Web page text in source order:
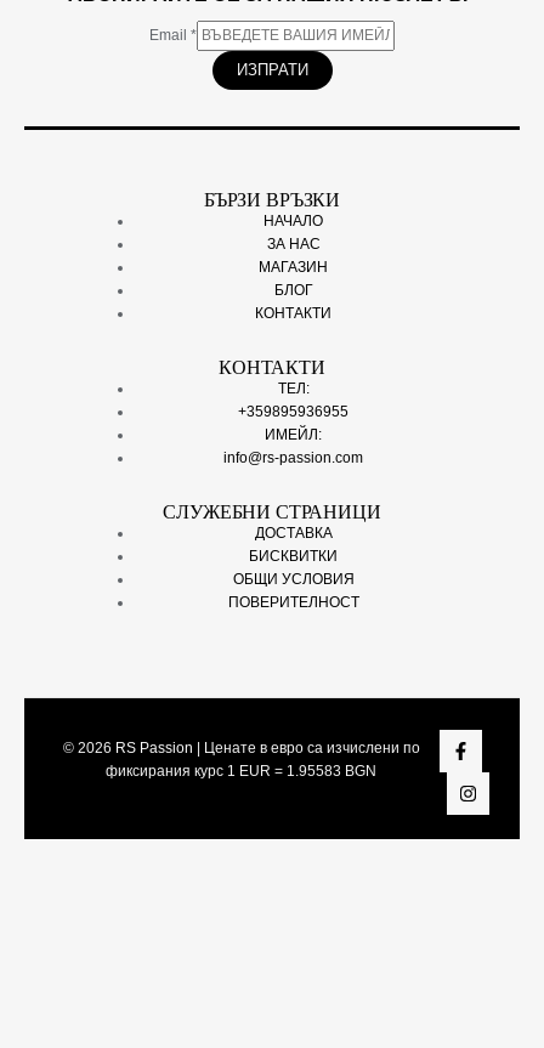
Email *
ИЗПРАТИ
БЪРЗИ ВРЪЗКИ
НАЧАЛО
ЗА НАС
МАГАЗИН
БЛОГ
КОНТАКТИ
КОНТАКТИ
ТЕЛ:
+359895936955
ИМЕЙЛ:
info@rs-passion.com
СЛУЖЕБНИ СТРАНИЦИ
ДОСТАВКА
БИСКВИТКИ
ОБЩИ УСЛОВИЯ
ПОВЕРИТЕЛНОСТ
© 2026 RS Passion | Ценате в евро са изчислени по
фиксирания курс 1 EUR = 1.95583 BGN